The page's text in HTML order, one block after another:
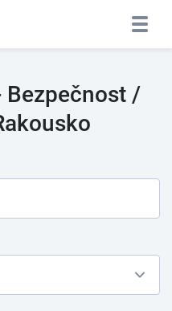
Bezpečnost /